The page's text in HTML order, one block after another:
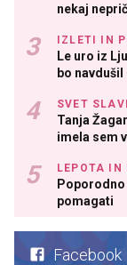
nekaj
IZLETI IN
Le uro iz
bo
SVET
Tanja
imela sem
LEPOTA IN
Poporodno
pomagati
Facebook